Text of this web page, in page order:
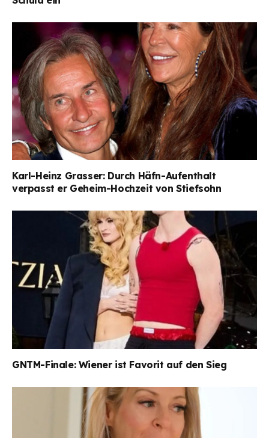
Karl-Heinz Grasser: Durch Häfn-Aufenthalt
verpasst er Geheim-Hochzeit von Stiefsohn
GNTM-Finale: Wiener ist Favorit auf den Sieg